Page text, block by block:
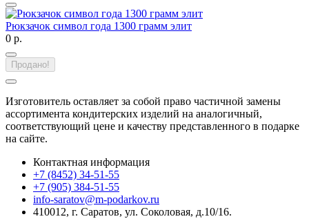
Рюкзачок символ года 1300 грамм элит
0 р.
Продано!
Изготовитель оставляет за собой право частичной замены
ассортимента кондитерских изделий на аналогичный,
соответствующий цене и качеству представленного в подарке
на сайте.
Контактная информация
+7 (8452) 34-51-55
+7 (905) 384-51-55
info-saratov@m-podarkov.ru
410012, г. Саратов, ул. Соколовая, д.10/16.